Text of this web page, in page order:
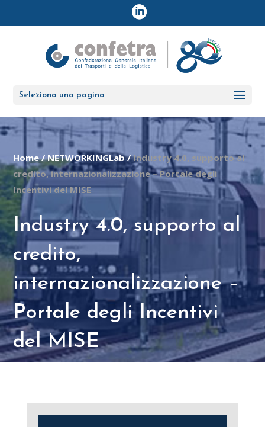
Seleziona una pagina
Home/NETWORKINGLab/Industry 4.0, supporto al
credito, internazionalizzazione – Portale degli
Incentivi del MISE
Industry 4.0, supporto al
credito,
internazionalizzazione –
Portale degli Incentivi
del MISE